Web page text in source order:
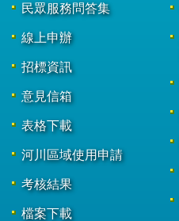
民眾服務問答集
線上申辦
招標資訊
意見信箱
表格下載
河川區域使用申請
考核結果
檔案下載